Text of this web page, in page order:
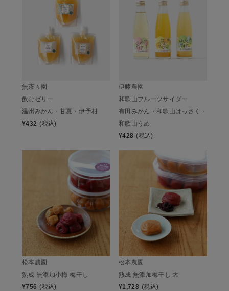
無茶々園
飲むゼリー
温州みかん・甘夏・伊予柑
¥432 (税込)
伊藤農園
和歌山フルーツサイダー
有田みかん・和歌山はっさく・
和歌山うめ
¥428 (税込)
松本農園
熟成 無添加小梅 梅干し
¥756 (税込)
松本農園
熟成 無添加梅干し 大
¥1,728 (税込)